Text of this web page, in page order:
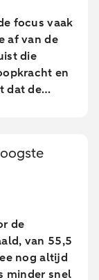
focus vaak
af van de
die
en
dat de
en
de
van 55,5
nog altijd
minder snel